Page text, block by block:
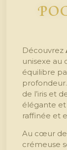
Découvrez
unisexe au
équilibre
de l’iris et
élégante
raffinée et
Au cœur de
crémeuse